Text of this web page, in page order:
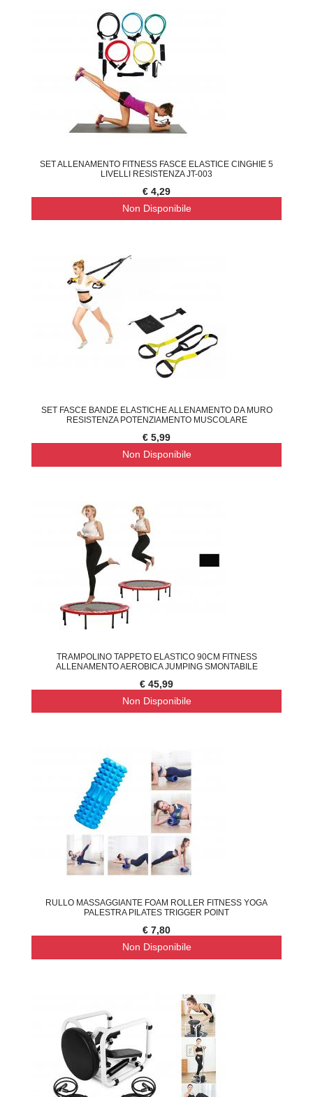
SET ALLENAMENTO FITNESS FASCE ELASTICE CINGHIE 5
LIVELLI RESISTENZA JT-003
€ 4,29
Non Disponibile
SET FASCE BANDE ELASTICHE ALLENAMENTO DA MURO
RESISTENZA POTENZIAMENTO MUSCOLARE
€ 5,99
Non Disponibile
TRAMPOLINO TAPPETO ELASTICO 90CM FITNESS
ALLENAMENTO AEROBICA JUMPING SMONTABILE
€ 45,99
Non Disponibile
RULLO MASSAGGIANTE FOAM ROLLER FITNESS YOGA
PALESTRA PILATES TRIGGER POINT
€ 7,80
Non Disponibile